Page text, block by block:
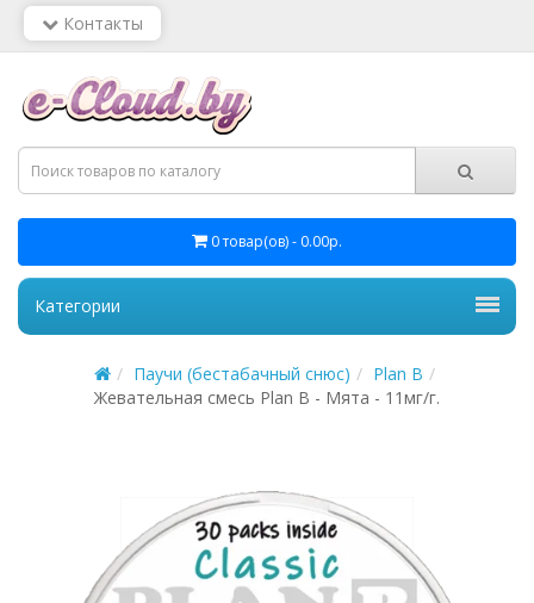
Контакты
0 товар(ов) - 0.00р.
Категории
Паучи (бестабачный снюс)
Plan B
Жевательная смесь Plan B - Мята - 11мг/г.